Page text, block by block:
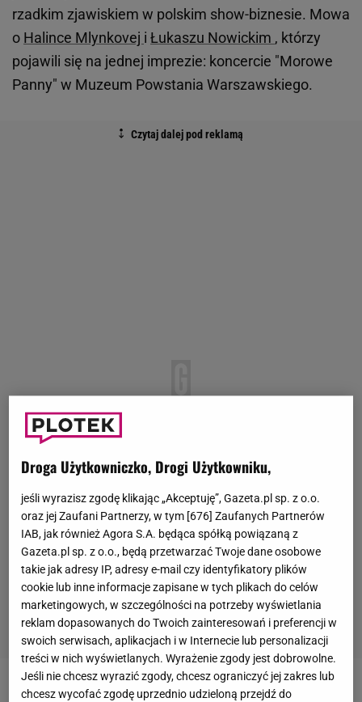
rzadkim zjawiskiem w polskim show-biznesie. Mowa
o Halince Mlynkovej i Łukaszu Nowickim , którzy
pojawili się na jednej imprezie: koncercie "Morowe
Panny" w Muzeum Powstania Warszawskiego.
Droga Użytkowniczko, Drogi Użytkowniku,
jeśli wyrazisz zgodę klikając „Akceptuję”, Gazeta.pl sp. z o.o.
oraz jej Zaufani Partnerzy, w tym [ 676 ] Zaufanych Partnerów
IAB, jak również Agora S.A. będąca spółką powiązaną z
Gazeta.pl sp. z o.o., będą przetwarzać Twoje dane osobowe
takie jak adresy IP, adresy e-mail czy identyfikatory plików
cookie lub inne informacje zapisane w tych plikach do celów
marketingowych, w szczególności na potrzeby wyświetlania
reklam dopasowanych do Twoich zainteresowań i preferencji w
swoich serwisach, aplikacjach i w Internecie lub personalizacji
treści w nich wyświetlanych. Wyrażenie zgody jest dobrowolne.
Jeśli nie chcesz wyrazić zgody, chcesz ograniczyć jej zakres lub
chcesz wycofać zgodę uprzednio udzieloną przejdź do